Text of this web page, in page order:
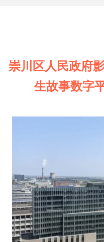
崇川区人民政府
生故事数字